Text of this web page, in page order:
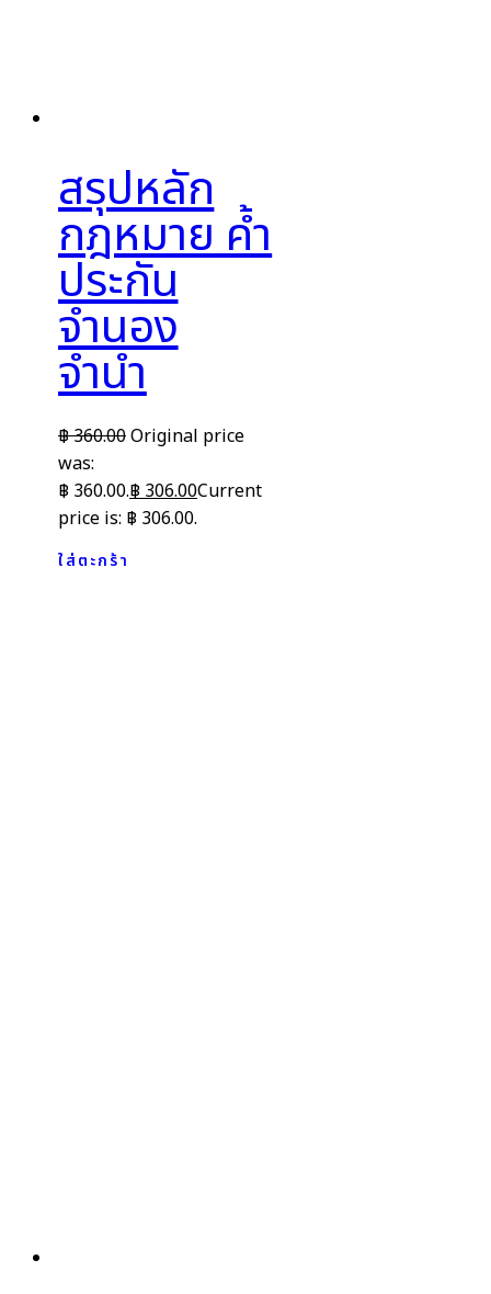
สรุปหลัก
กฎหมาย ค้ำ
ประกัน
จำนอง
จำนำ
฿360.00Original price
was:
฿ 360.00.฿306.00Current
price is: ฿ 306.00.
ใส่ตะกร้า